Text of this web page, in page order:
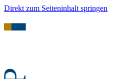
Direkt zum Seiteninhalt springen